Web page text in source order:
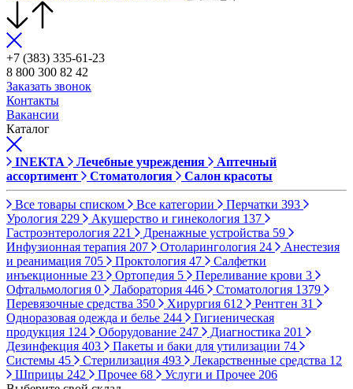
+7 (383) 335-61-23
8 800 300 82 42
Заказать звонок
Контакты
Вакансии
Каталог
INEKTA Лечебные учреждения
Аптечный
ассортимент
Стоматология Салон красоты
Все товары списком Все категории Перчатки 393
Урология 229 Акушерство и гинекология 137
Гастроэнтерология 221 Дренажные устройства 59
Инфузионная терапия 207 Отоларингология 24
Анестезия
и реанимация 705 Проктология 47
Салфетки
инъекционные 23 Ортопедия 5 Переливание крови 3
Офтальмология 0 Лаборатория 446 Стоматология 1379
Перевязочные средства 350 Хирургия 612 Рентген 31
Одноразовая одежда и белье 244
Гигиеническая
продукция 124 Оборудование 247 Диагностика 201
Дезинфекция 403 Пакеты и баки для утилизации 74
Системы 45 Стерилизация 493 Лекарственные средства 12
Шприцы 242 Прочее 68 Услуги и Прочее 206